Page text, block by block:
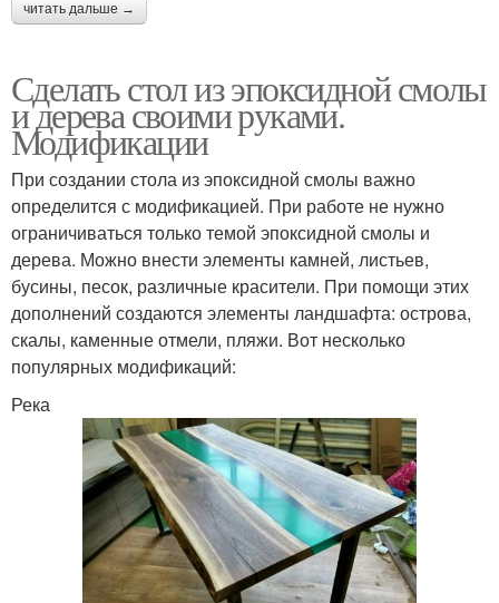
читать дальше →
Сделать стол из эпоксидной смолы
и дерева своими руками.
Модификации
При создании стола из эпоксидной смолы важно
определится с модификацией. При работе не нужно
ограничиваться только темой эпоксидной смолы и
дерева. Можно внести элементы камней, листьев,
бусины, песок, различные красители. При помощи этих
дополнений создаются элементы ландшафта: острова,
скалы, каменные отмели, пляжи. Вот несколько
популярных модификаций:
Река